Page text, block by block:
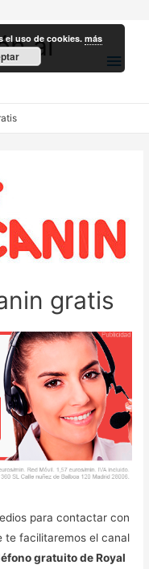
al
gratis
para contactar con
te facilitaremos el canal
gratuito de Royal
el uso de cookies.más